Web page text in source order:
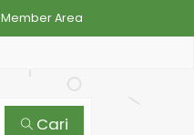
Member Area
Cari